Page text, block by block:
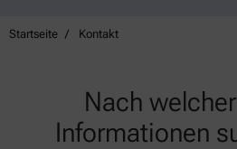
Startseite Kontakt
Nach
Informationen